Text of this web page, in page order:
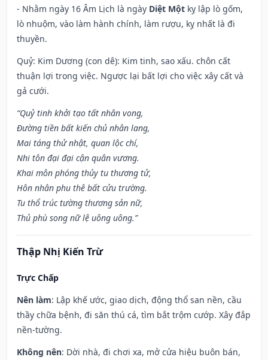
- Nhằm ngày 16 Âm Lịch là ngày Diệt Một kỵ lập lò gốm,
lò nhuộm, vào làm hành chính, làm rượu, kỵ nhất là đi
thuyền.
Quỷ: Kim Dương (con dê): Kim tinh, sao xấu. chôn cất
thuận lợi trong việc. Ngược lại bất lợi cho việc xây cất và
gả cưới.
“Quỷ tinh khởi tạo tất nhân vong,
Đường tiền bất kiến chủ nhân lang,
Mai táng thử nhật, quan lộc chí,
Nhi tôn đại đại cận quân vương.
Khai môn phóng thủy tu thương tử,
Hôn nhân phu thê bất cửu trường.
Tu thổ trúc tường thương sản nữ,
Thủ phù song nữ lệ uông uông.”
Thập Nhị Kiến Trừ
Trực Chấp
Nên làm: Lập khế ước, giao dịch, động thổ san nền, cầu
thầy chữa bệnh, đi săn thú cá, tìm bắt trộm cướp. Xây đắp
nền-tường.
Không nên: Dời nhà, đi chơi xa, mở cửa hiệu buôn bán,